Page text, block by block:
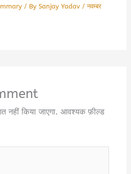
/ By Sanjay Yadav /नवम्बर
नहीं किया जाएगा. आवश्यक फ़ील्ड